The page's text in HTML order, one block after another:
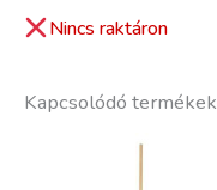
Nincs raktáron
Kapcsolódó termékek